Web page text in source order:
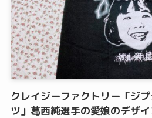
クレイジーファクトリー「ジ
ツ」葛西純選手の愛娘のデザ